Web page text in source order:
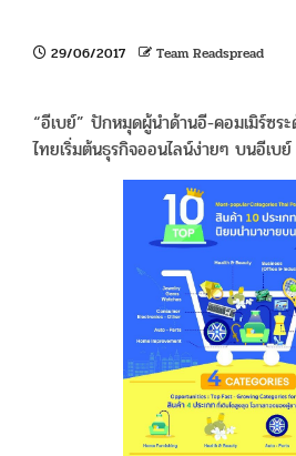
29/06/2017 Team Readspread
“อีเบย์” ปักหมุดผู้นำด้านอี-คอมเมิร์ซ
ไทยเริ่มต้นธุรกิจออนไลน์ง่ายๆ บนอีเบย์